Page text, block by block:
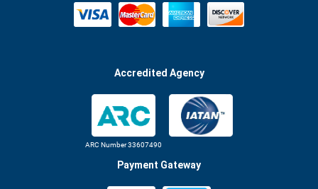
Accredited Agency
ARC Number 33607490
Payment Gateway